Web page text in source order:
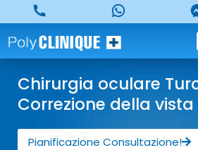
Chirurgia oculare
Correzione della
Pianificazione Consultazione!